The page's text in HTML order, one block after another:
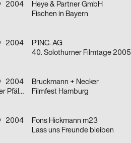
2004
Heye & Partner GmbH
Fischen in Bayern
2004
P’INC. AG
40. Solothurner Filmtage 2005
2004
HOOK Sauerkraut – Offizieller Ausrüster der Pfälzer Bratwurst
Bruckmann + Necker
Filmfest Hamburg
2004
Fons Hickmann m23
Lass uns Freunde bleiben